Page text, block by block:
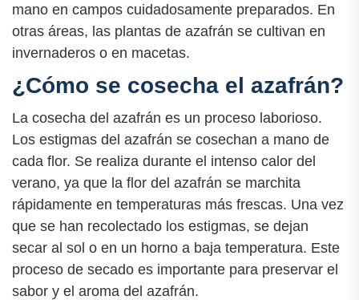
mano en campos cuidadosamente preparados. En
otras áreas, las plantas de azafrán se cultivan en
invernaderos o en macetas.
¿Cómo se cosecha el azafrán?
La cosecha del azafrán es un proceso laborioso.
Los estigmas del azafrán se cosechan a mano de
cada flor. Se realiza durante el intenso calor del
verano, ya que la flor del azafrán se marchita
rápidamente en temperaturas más frescas. Una vez
que se han recolectado los estigmas, se dejan
secar al sol o en un horno a baja temperatura. Este
proceso de secado es importante para preservar el
sabor y el aroma del azafrán.